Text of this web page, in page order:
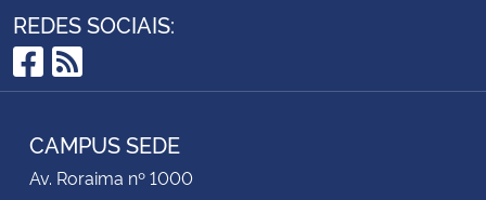
REDES SOCIAIS:
Facebook
RSS
CAMPUS SEDE
Av. Roraima nº 1000